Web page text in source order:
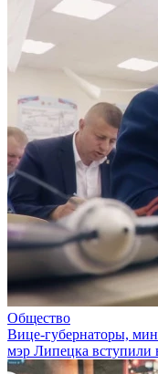
Общество
Вице-губернаторы,
мэр Липецка вступили